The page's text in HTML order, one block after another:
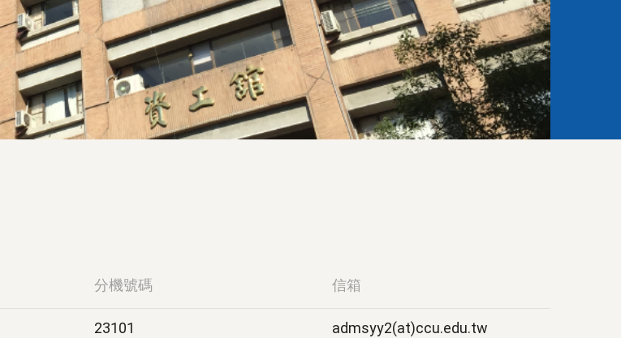
分機號碼 信箱
23101 admsyy2(at)ccu.edu.tw